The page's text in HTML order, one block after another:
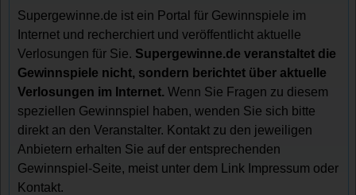
Supergewinne.de ist ein Portal für Gewinnspiele im
Internet und recherchiert und veröffentlicht aktuelle
Verlosungen für Sie. Supergewinne.de veranstaltet die
Gewinnspiele nicht, sondern berichtet über aktuelle
Verlosungen im Internet. Wenn Sie Fragen zu diesem
speziellen Gewinnspiel haben, wenden Sie sich bitte
direkt an den Veranstalter. Kontakt zu den jeweiligen
Anbietern erhalten Sie auf der entsprechenden
Gewinnspiel-Seite, meist unter dem Link Impressum oder
Kontakt.